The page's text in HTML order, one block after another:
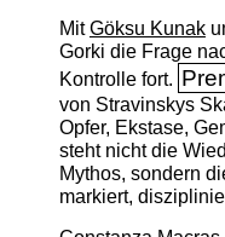
MitGöksu Kunak
Gorki die Frage
Kontrolle fort.
von Stravinskys
Opfer, Ekstase,
steht nicht die
Mythos, sondern
markiert,